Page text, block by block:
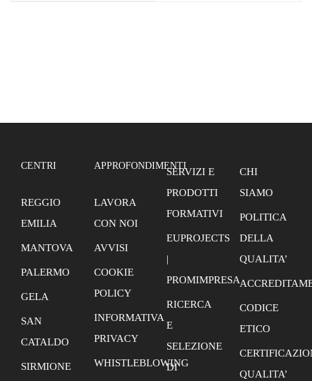
CENTRI
REGGIO
EMILIA
MANTOVA
PALERMO
GELA
SAN
CATALDO
SIRMIONE
APPROFONDIMENTI
LAVORA
CON NOI
AVVISI
COOKIE
POLICY
INFORMATIVA
PRIVACY
WHISTLEBLOWING
SERVIZI E
PRODOTTI
FORMATIVI
EUPROJECTS
|
PROMIMPRESA
RICERCA
E
SELEZIONE
DI
CHI
SIAMO
POLITICA
DELLA
QUALITA’
CODICE
ETICO
QUALITA’